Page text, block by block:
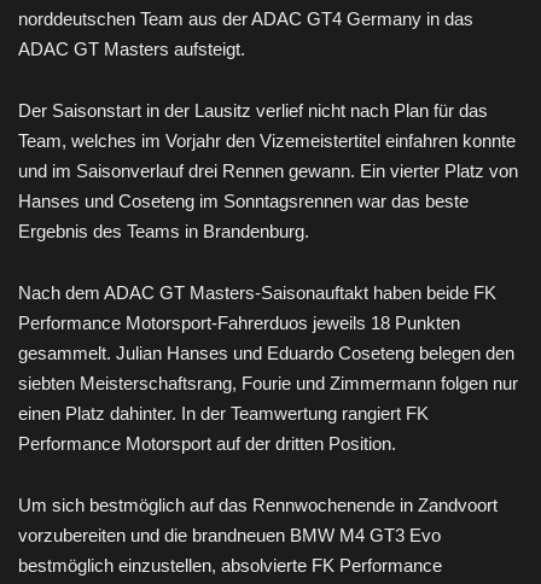
norddeutschen Team aus der ADAC GT4 Germany in das
ADAC GT Masters aufsteigt.
Der Saisonstart in der Lausitz verlief nicht nach Plan für das
Team, welches im Vorjahr den Vizemeistertitel einfahren konnte
und im Saisonverlauf drei Rennen gewann. Ein vierter Platz von
Hanses und Coseteng im Sonntagsrennen war das beste
Ergebnis des Teams in Brandenburg.
Nach dem ADAC GT Masters-Saisonauftakt haben beide FK
Performance Motorsport-Fahrerduos jeweils 18 Punkten
gesammelt. Julian Hanses und Eduardo Coseteng belegen den
siebten Meisterschaftsrang, Fourie und Zimmermann folgen nur
einen Platz dahinter. In der Teamwertung rangiert FK
Performance Motorsport auf der dritten Position.
Um sich bestmöglich auf das Rennwochenende in Zandvoort
vorzubereiten und die brandneuen BMW M4 GT3 Evo
bestmöglich einzustellen, absolvierte FK Performance